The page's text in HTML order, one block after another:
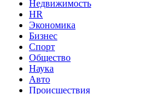
Недвижимость
HR
Экономика
Бизнес
Спорт
Общество
Наука
Авто
Происшествия